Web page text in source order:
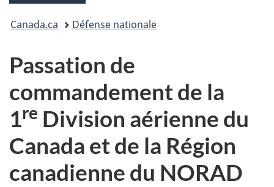
Vous
ici :
Canada.ca Défense nationale
Passation de
commandement de la
1re Division aérienne du
Canada et de la Région
canadienne du NORAD